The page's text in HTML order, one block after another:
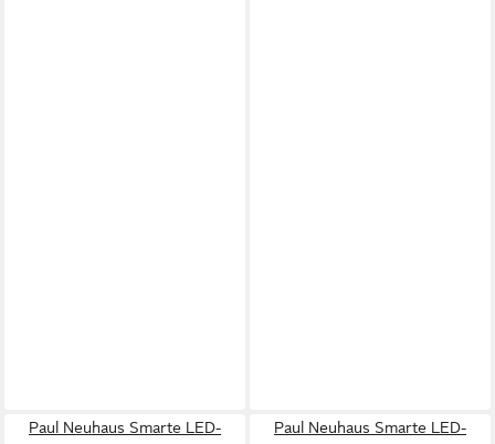
Paul Neuhaus Smarte LED-
Paul Neuhaus Smarte LED-